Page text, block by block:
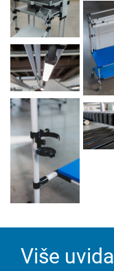
Više uvida